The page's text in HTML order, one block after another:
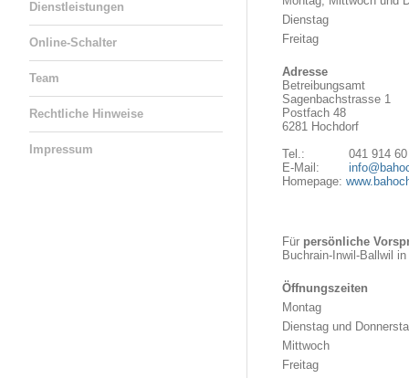
Dienstleistungen
Online-Schalter
Team
Rechtliche Hinweise
Impressum
Dienstag
Freitag
Adresse
Betreibungsamt
Sagenbachstrasse 1
Postfach 48
6281 Hochdorf
Tel.: 041 914 60
E-Mail:
Homepage:
Für persönliche
Buchrain-Inwil-Ballwil
Öffnungszeiten
Montag
Dienstag und
Mittwoch
Freitag